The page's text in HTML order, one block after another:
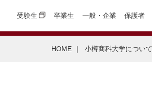
受験生 卒業生 一般・企業 保護者
HOME ｜ 小樽商科大学について